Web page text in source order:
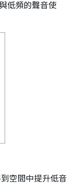
低頻的聲音使
空間中提升低音